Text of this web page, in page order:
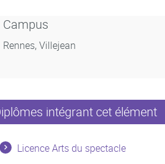
Campus
Rennes, Villejean
intégrant cet élément
Licence Arts du spectacle